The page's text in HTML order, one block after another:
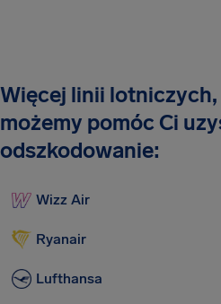
Więcej linii
możemy pomóc Ci
odszkodowanie:
Wizz Air
Ryanair
Lufthansa